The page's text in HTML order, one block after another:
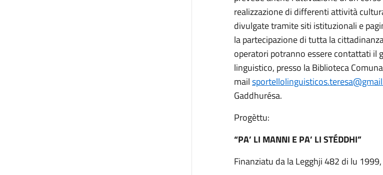
realizzazione di differenti attività
divulgate tramite siti istituzionali e
la partecipazione di tutta la
operatori potranno essere contattati il
linguistico, presso la Biblioteca
mail
Gaddhurésa.
Progèttu:
“PA’ LI MANNI E PA’ LI STÉDDHI”
Finanziatu da la Legghji 482 di lu